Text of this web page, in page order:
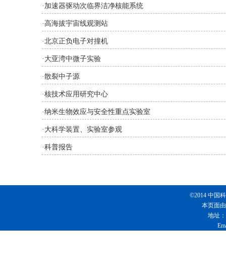
· 加速器驱动次临界洁净核能系统
·高海拔宇宙线观测站
·北京正负电子对撞机
· 大亚湾中微子实验
·散裂中子源
·核技术应用研究中心
·纳米生物效应与安全性重点实验室
· 大科学装置、实验室参观
·科普报告
©2014 中国
本页面
地址